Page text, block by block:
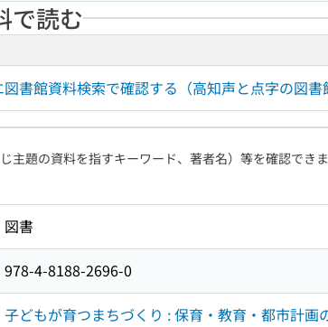
で読む
書館資料検索で確認する（高知声と点字の図書
主題の資料を指すキーワード、著者名）等を確認できま
図書
978-4-8188-2696-0
子どもが育つまちづくり : 保育・教育・都市計画